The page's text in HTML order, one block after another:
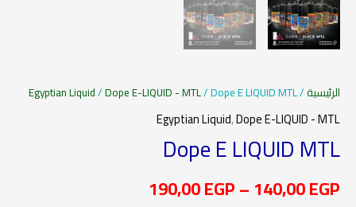
الرئيسية /
Egyptian Liquid/Dope E-LIQUID - MTL/ Dope E LIQUID MTL
Egyptian Liquid,Dope E-LIQUID - MTL
Dope E LIQUID MTL
140,00EGP
–
190,00EGP